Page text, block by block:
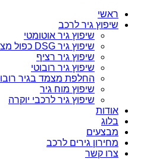
ראשי
שיפוץ גיר לרכב
שיפוץ גיר אוטומטי
שיפוץ גיר DSG כפול מצמדים
שיפוץ גיר רציף
שיפוץ גיר רובוטי
החלפת מצמד בגיר
שיפוץ מוח גיר
שיפוץ גיר לרכבי יוקרה
אודות
בלוג
מבצעים
מחירון גירים לרכב
צרו קשר